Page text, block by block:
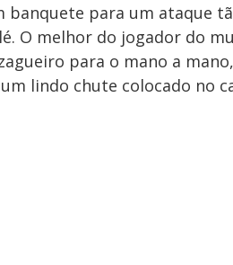
banquete para um ataque
O melhor do jogador do
para o mano a
lindo chute colocado no